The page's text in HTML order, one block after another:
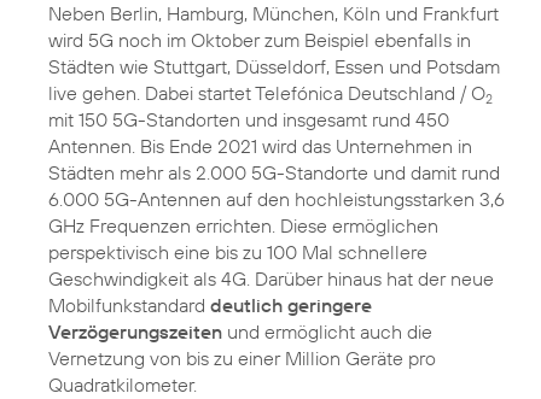
Neben Berlin, Hamburg, München, Köln und Frankfurt
wird 5G noch im Oktober zum Beispiel ebenfalls in
Städten wie Stuttgart, Düsseldorf, Essen und Potsdam
live gehen. Dabei startet Telefónica Deutschland / O2
mit 150 5G-Standorten und insgesamt rund 450
Antennen. Bis Ende 2021 wird das Unternehmen in
Städten mehr als 2.000 5G-Standorte und damit rund
6.000 5G-Antennen auf den hochleistungsstarken 3,6
GHz Frequenzen errichten. Diese ermöglichen
perspektivisch eine bis zu 100 Mal schnellere
Geschwindigkeit als 4G. Darüber hinaus hat der neue
Mobilfunkstandard deutlich geringere
Verzögerungszeiten und ermöglicht auch die
Vernetzung von bis zu einer Million Geräte pro
Quadratkilometer.